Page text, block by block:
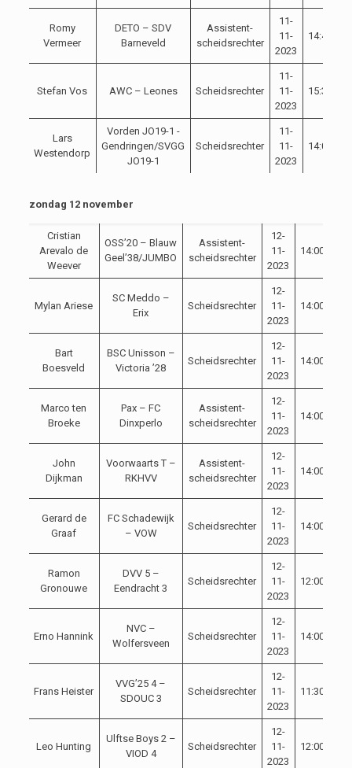
Romy
Vermeer
DETO – SDV
Barneveld
Assistent-
scheidsrechter
11-
11-
2023
14:45
Stefan Vos AWC – Leones Scheidsrechter
11-
11-
2023
15:30
Lars
Westendorp
Vorden JO19-1 -
Gendringen/SVGG
JO19-1
Scheidsrechter
11-
11-
2023
14:00
zondag 12 november
Cristian
Arevalo de
Weever
OSS’20 – Blauw
Geel’38/JUMBO
Assistent-
scheidsrechter
12-
11-
2023
14:00
Mylan Ariese
SC Meddo –
Erix
Scheidsrechter
12-
11-
2023
14:00
Bart
Boesveld
BSC Unisson –
Victoria ’28
Scheidsrechter
12-
11-
2023
14:00
Marco ten
Broeke
Pax – FC
Dinxperlo
Assistent-
scheidsrechter
12-
11-
2023
14:00
John
Dijkman
Voorwaarts T –
RKHVV
Assistent-
scheidsrechter
12-
11-
2023
14:00
Gerard de
Graaf
FC Schadewijk
– VOW
Scheidsrechter
12-
11-
2023
14:00
Ramon
Gronouwe
DVV 5 –
Eendracht 3
Scheidsrechter
12-
11-
2023
12:00
Erno Hannink
NVC –
Wolfersveen
Scheidsrechter
12-
11-
2023
14:00
Frans Heister
VVG’25 4 –
SDOUC 3
Scheidsrechter
12-
11-
2023
11:30
Leo Hunting
Ulftse Boys 2 –
VIOD 4
Scheidsrechter
12-
11-
2023
12:00